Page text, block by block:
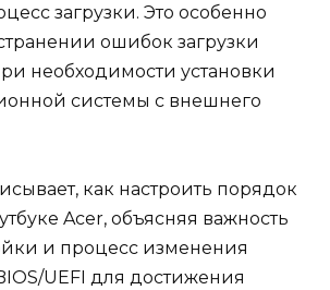
загрузки. Это особенно
ошибок загрузки
необходимости установки
системы с внешнего
как настроить порядок
Acer, объясняя важность
и процесс изменения
UEFI для достижения